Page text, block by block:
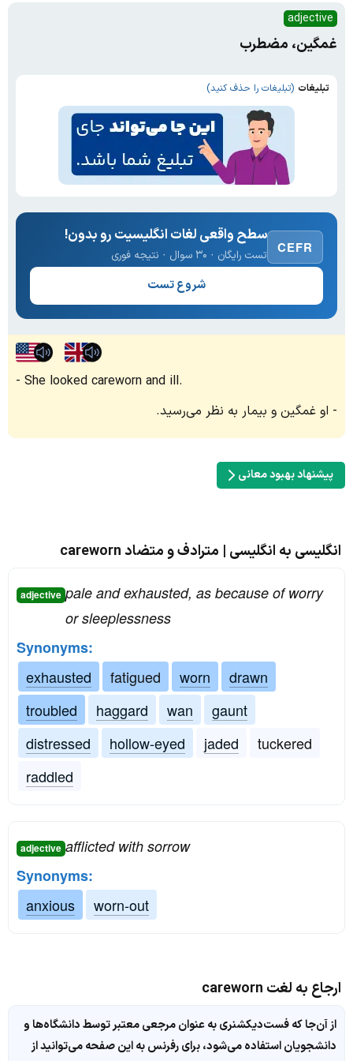
adjective
غمگین، مضطرب
تبلیغات (تبلیغات را حذف کنید)
CEFR
سطح واقعی لغات انگلیسیت رو بدون!
تست رایگان · ۳۰ سوال · نتیجه فوری
شروع تست
She looked careworn and ill.
او غمگین و بیمار به نظر می‌رسید.
پیشنهاد بهبود معانی
انگلیسی به انگلیسی | مترادف و متضاد careworn
adjective pale and exhausted, as because of worry
or sleeplessness
Synonyms:
exhausted
fatigued worn
drawn
troubled
haggard wan
gaunt
distressed
hollow-eyed jaded
tuckered
raddled
adjective afflicted with sorrow
Synonyms:
anxious
worn-out
ارجاع به لغت careworn
از آن‌جا که فست‌دیکشنری به عنوان مرجعی معتبر توسط دانشگاه‌ها و
دانشجویان استفاده می‌شود، برای رفرنس به این صفحه می‌توانید از